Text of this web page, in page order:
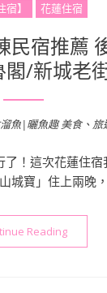
宿】 花蓮住宿
民宿推薦
閣/新城老
魚|曬魚趣 美食、旅
！這次花蓮住
城寶」住上兩晚，
Reading“花蓮住